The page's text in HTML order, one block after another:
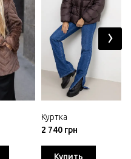
Куртка
2 740 грн
Купить
›